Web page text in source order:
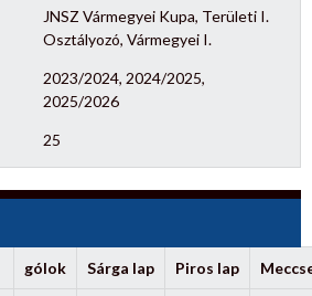
JNSZ Vármegyei Kupa, Területi I.
Osztályozó, Vármegyei I.
2023/2024, 2024/2025,
2025/2026
25
gólok Sárga lap Piros lap